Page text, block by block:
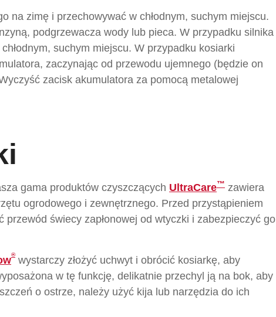
na zimę i przechowywać w chłodnym, suchym miejscu.
podgrzewacza wody lub pieca. W przypadku silnika
suchym miejscu. W przypadku kosiarki
zaczynając od przewodu ujemnego (będzie on
zacisk akumulatora za pomocą metalowej
gama produktów czyszczących UltraCare™ zawiera
ogrodowego i zewnętrznego. Przed przystąpieniem
świecy zapłonowej od wtyczki i zabezpieczyć go
® wystarczy złożyć uchwyt i obrócić kosiarkę, aby
w tę funkcję, delikatnie przechyl ją na bok, aby
o ostrze, należy użyć kija lub narzędzia do ich